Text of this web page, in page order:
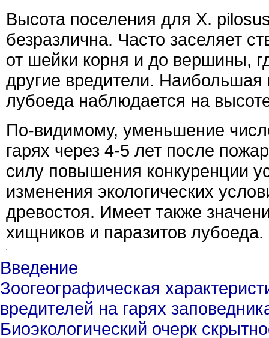
Высота поселения для X.
безразлична. Часто заселяет
от шейки корня и до вершины,
другие вредители. Наибольшая
лубоеда наблюдается на
По-видимому, уменьшение
гарях через 4-5 лет после
силу повышения конкуренции
изменения экологических
древостоя. Имеет также
хищников и паразитов лубоеда.
Введение
Зоогеографическая
вредителей на гарях
Биоэкологический очерк